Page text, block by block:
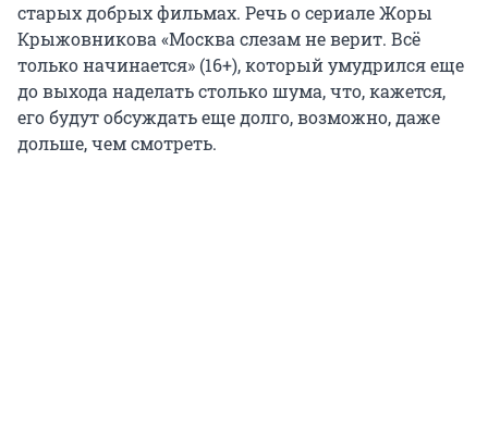
старых добрых фильмах. Речь о сериале Жоры
Крыжовникова «Москва слезам не верит. Всё
только начинается» (16+), который умудрился еще
до выхода наделать столько шума, что, кажется,
его будут обсуждать еще долго, возможно, даже
дольше, чем смотреть.